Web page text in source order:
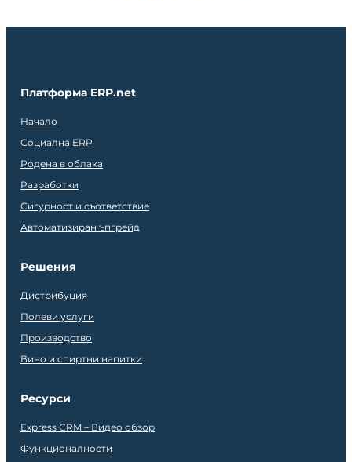
Платформа ERP.net
Начало
Социална ERP
Родена в облака
Разработки
Сигурност и съответствие
Автоматизиран ъпгрейд
Решения
Дистрибуция
Полеви услуги
Производство
Вино и спиртни напитки
Ресурси
Express CRM – Видео обзор
Функционалности